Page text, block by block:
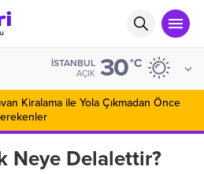
İSTANBUL
AÇIK 30°C
Kiralama ile Yola Çıkmadan Önce
Neye Delalettir?